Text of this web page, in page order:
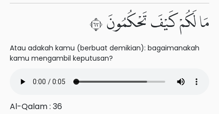
مَا لَكُمْ كَيْفَ تَحْكُمُونَ ٣٦
Atau adakah kamu (berbuat demikian): bagaimanakah
kamu mengambil keputusan?
Al-Qalam : 36